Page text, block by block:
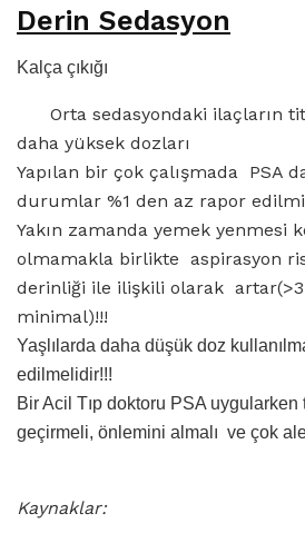
Derin Sedasyon
Kalça çıkığı
Orta sedasyondaki ilaçların
daha yüksek dozları
Yapılan bir çok çalışmada PSA
durumlar %1 den az rapor
Yakın zamanda yemek yenmesi
olmamakla birlikte aspirasyon
derinliği ile ilişkili olarak artar(>3
minimal)!!!
Yaşlılarda daha düşük doz
edilmelidir!!!
Bir Acil Tıp doktoru PSA
geçirmeli, önlemini almalı ve çok
Kaynaklar: